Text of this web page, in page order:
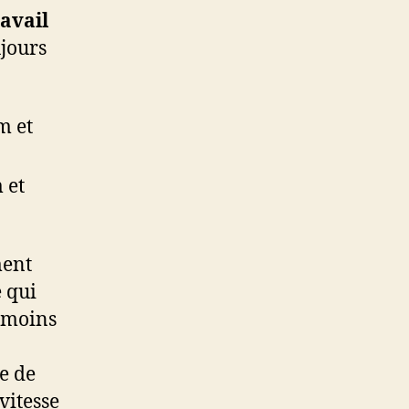
et
et
qui
de